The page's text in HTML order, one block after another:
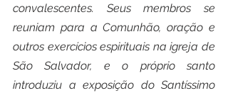
convalescentes. Seus membros se
reuniam para a Comunhão, oração e
outros exercícios espirituais na igreja de
São Salvador, e o próprio santo
introduziu a exposição do Santíssimo